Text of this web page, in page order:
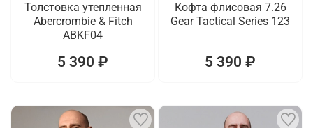
Толстовка утепленная
Abercrombie & Fitch
ABKF04
5 390 ₽
Кофта флисовая 7.26
Gear Tactical Series 123
5 390 ₽